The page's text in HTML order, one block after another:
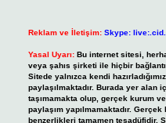
Reklam ve İletişim: Skype:
Yasal Uyarı: Bu internet sitesi,
veya şahıs şirketi ile hiçbir
Sitede yalnızca kendi
paylaşılmaktadır. Burada yer alan
taşımamakta olup, gerçek kurum
paylaşım yapılmamaktadır.
benzerlikleri tamamen tesadüfidir.